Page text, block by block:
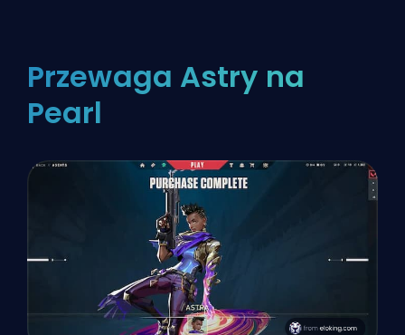
Przewaga Astry na
Pearl